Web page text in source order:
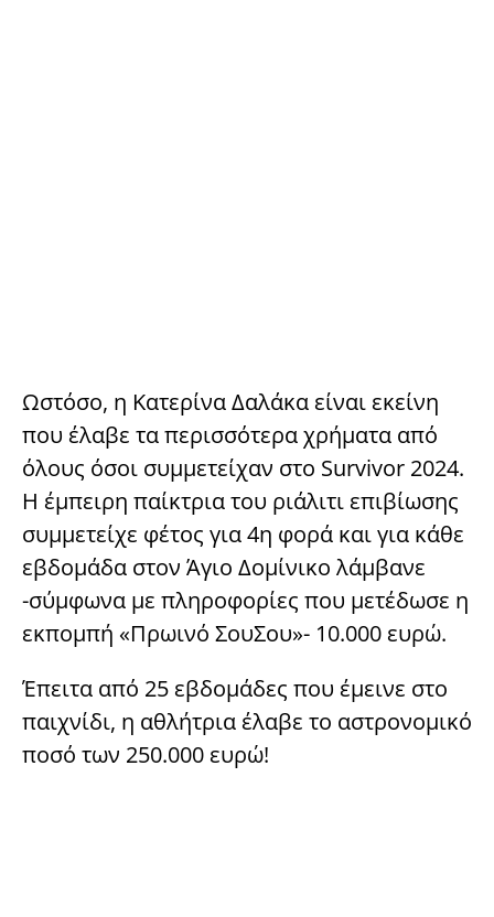
Ωστόσο, η Κατερίνα Δαλάκα είναι εκείνη
που έλαβε τα περισσότερα χρήματα από
όλους όσοι συμμετείχαν στο Survivor 2024.
Η έμπειρη παίκτρια του ριάλιτι επιβίωσης
συμμετείχε φέτος για 4η φορά και για κάθε
εβδομάδα στον Άγιο Δομίνικο λάμβανε
-σύμφωνα με πληροφορίες που μετέδωσε η
εκπομπή «Πρωινό ΣουΣου»- 10.000 ευρώ.
Έπειτα από 25 εβδομάδες που έμεινε στο
παιχνίδι, η αθλήτρια έλαβε το αστρονομικό
ποσό των 250.000 ευρώ!